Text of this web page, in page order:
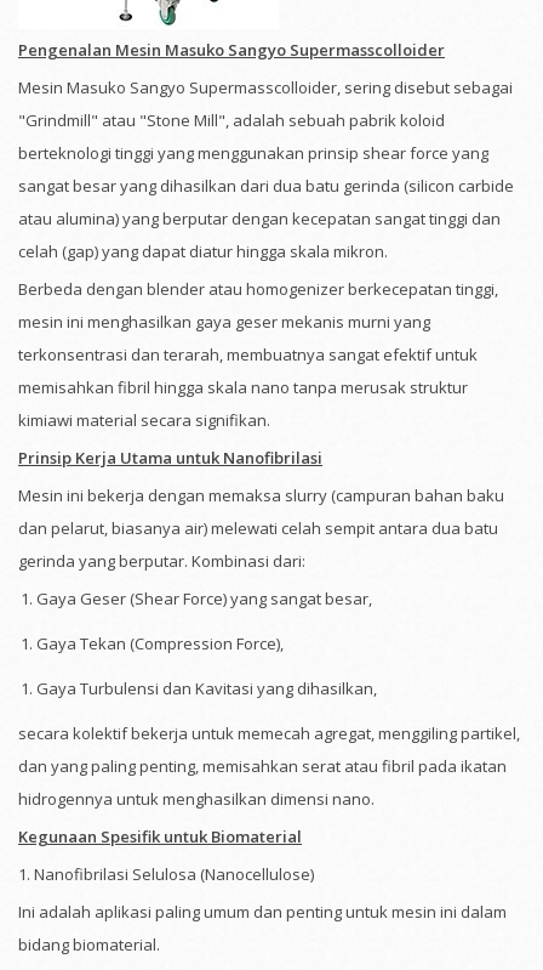
Pengenalan Mesin Masuko Sangyo Supermasscolloider
Mesin Masuko Sangyo Supermasscolloider, sering disebut sebagai
"Grindmill" atau "Stone Mill", adalah sebuah pabrik koloid
berteknologi tinggi yang menggunakan prinsip shear force yang
sangat besar yang dihasilkan dari dua batu gerinda (silicon carbide
atau alumina) yang berputar dengan kecepatan sangat tinggi dan
celah (gap) yang dapat diatur hingga skala mikron.
Berbeda dengan blender atau homogenizer berkecepatan tinggi,
mesin ini menghasilkan gaya geser mekanis murni yang
terkonsentrasi dan terarah, membuatnya sangat efektif untuk
memisahkan fibril hingga skala nano tanpa merusak struktur
kimiawi material secara signifikan.
Prinsip Kerja Utama untuk Nanofibrilasi
Mesin ini bekerja dengan memaksa slurry (campuran bahan baku
dan pelarut, biasanya air) melewati celah sempit antara dua batu
gerinda yang berputar. Kombinasi dari:
Gaya Geser (Shear Force) yang sangat besar,
Gaya Tekan (Compression Force),
Gaya Turbulensi dan Kavitasi yang dihasilkan,
secara kolektif bekerja untuk memecah agregat, menggiling partikel,
dan yang paling penting, memisahkan serat atau fibril pada ikatan
hidrogennya untuk menghasilkan dimensi nano.
Kegunaan Spesifik untuk Biomaterial
1. Nanofibrilasi Selulosa (Nanocellulose)
Ini adalah aplikasi paling umum dan penting untuk mesin ini dalam
bidang biomaterial.